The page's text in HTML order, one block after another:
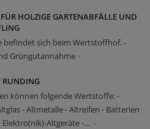
HOLZIGE GARTENABFÄLLE UND
befindet sich beim Wertstoffhof. -
Grüngutannahme »
RUNDING
können folgende Wertstoffe: -
- Altmetalle - Altreifen - Batterien
Elektro(nik)-Altgeräte -... »